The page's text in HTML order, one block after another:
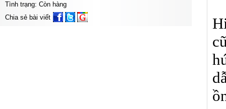
Tình trạng: Còn hàng
Chia sẻ bài viết